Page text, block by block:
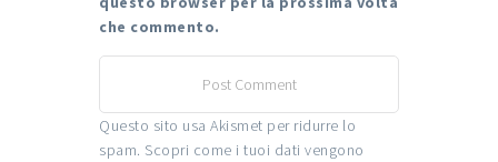
che commento.
Questo sito usa Akismet per ridurre lo
spam. Scopri come i tuoi dati vengono